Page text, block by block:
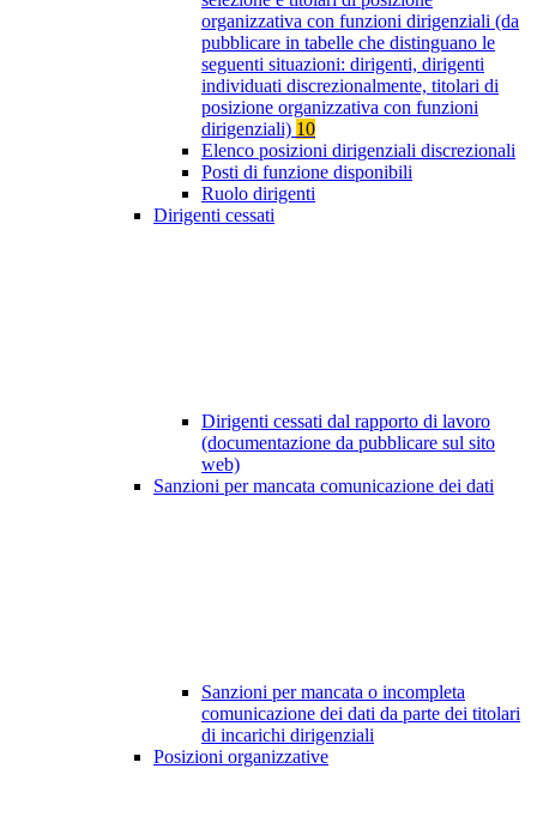
organizzativa con funzioni dirigenziali (da
pubblicare in tabelle che distinguano le
seguenti situazioni: dirigenti, dirigenti
individuati discrezionalmente, titolari di
posizione organizzativa con funzioni
dirigenziali) 10
Elenco posizioni dirigenziali discrezionali
Posti di funzione disponibili
Ruolo dirigenti
Dirigenti cessati
Dirigenti cessati dal rapporto di lavoro
(documentazione da pubblicare sul sito
web)
Sanzioni per mancata comunicazione dei dati
Sanzioni per mancata o incompleta
comunicazione dei dati da parte dei titolari
di incarichi dirigenziali
Posizioni organizzative